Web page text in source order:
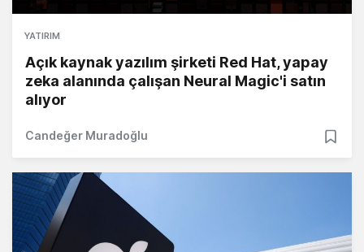
YATIRIM
Açık kaynak yazılım şirketi Red Hat, yapay
zeka alanında çalışan Neural Magic'i satın
alıyor
Candeğer Muradoğlu